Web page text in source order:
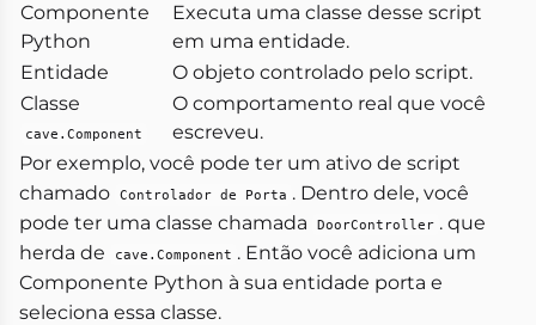
Componente
Python
Executa uma classe desse script
em uma entidade.
Entidade
O objeto controlado pelo script.
Classe
cave.Component
O comportamento real que você
escreveu.
Por exemplo, você pode ter um ativo de script
chamado Controlador de Porta . Dentro dele, você
pode ter uma classe chamada
DoorController . que
herda de
cave.Component . Então você adiciona um
Componente Python à sua entidade porta e
seleciona essa classe.